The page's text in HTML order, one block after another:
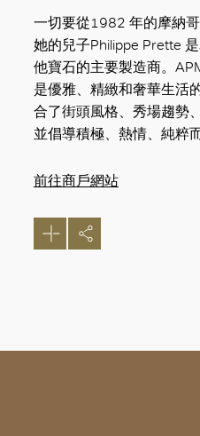
一切要從1982 年的摩納
她的兒子Philippe Prette
他寶石的主要製造商。
是優雅、精緻和奢華生活
合了街頭風格、秀場趨勢
並倡導積極、熱情、純粹
前往商戶網站